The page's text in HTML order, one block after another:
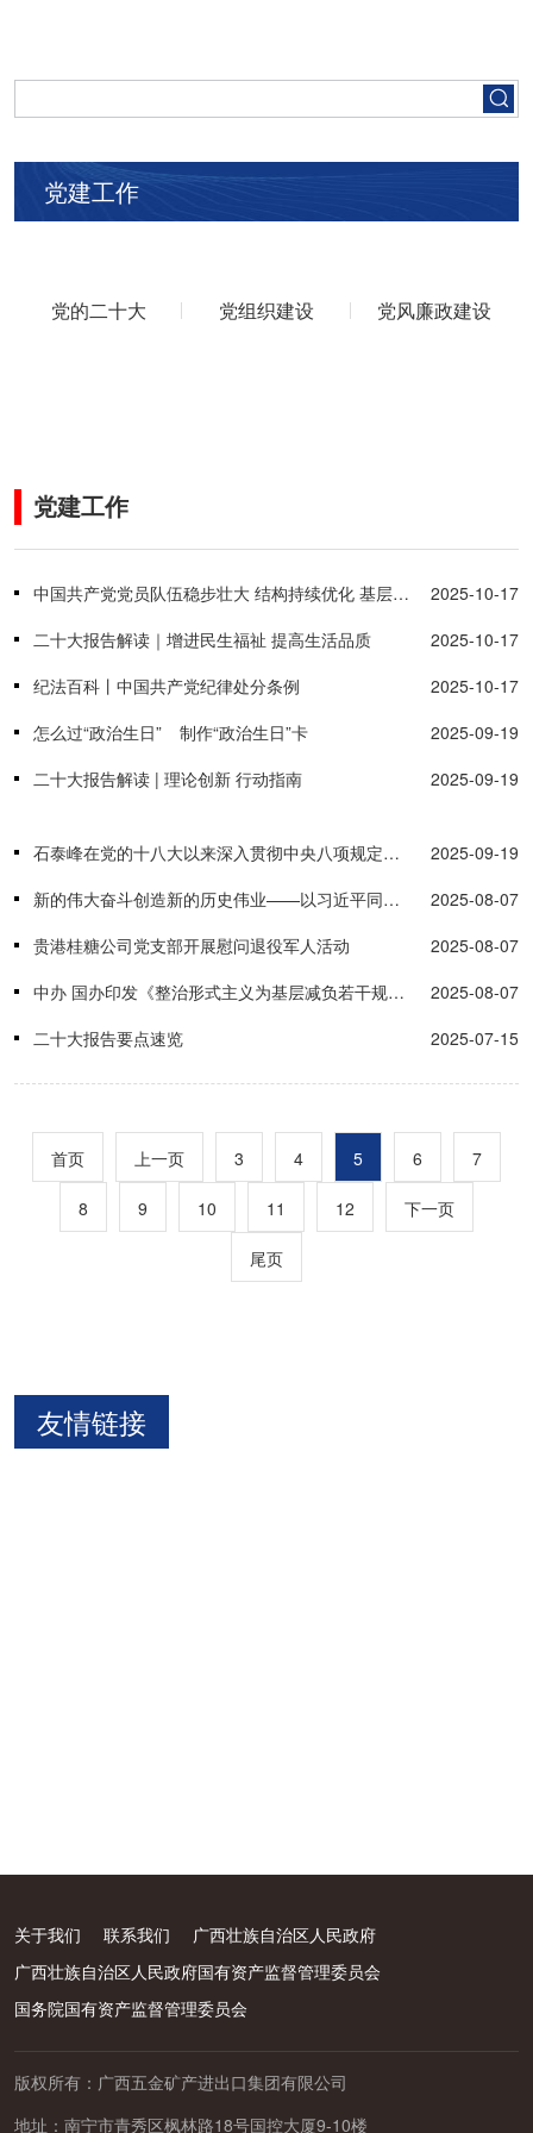
人才招聘
党建工作
党的二十大 党组织建设 党风廉政建设
党建工作
中国共产党党员队伍稳步壮大 结构持续优化 基层党组织建设更加坚强有力
2025-10-17
二十大报告解读｜增进民生福祉 提高生活品质
2025-10-17
纪法百科丨中国共产党纪律处分条例
2025-10-17
怎么过“政治生日” 制作“政治生日”卡
2025-09-19
二十大报告解读 | 理论创新 行动指南
2025-09-19
石泰峰在党的十八大以来深入贯彻中央八项规定精神的成效和经验交流研讨座谈会上强调 学习好运用好经验做法 不断把作风建设引向深入
2025-09-19
新的伟大奋斗创造新的历史伟业——以习近平同志为核心的党中央引领“十四五”经济社会发展纪实
2025-08-07
贵港桂糖公司党支部开展慰问退役军人活动
2025-08-07
中办 国办印发《整治形式主义为基层减负若干规定》
2025-08-07
二十大报告要点速览
2025-07-15
首页 上一页 3 4 5 6 7
8 9 10 11 12 下一页
尾页
友情链接
关于我们 联系我们
广西壮族自治区人民政府
广西壮族自治区人民政府国有资产监督管理委员会
国务院国有资产监督管理委员会
版权所有：广西五金矿产进出口集团有限公司
地址：南宁市青秀区枫林路18号国控大厦9-10楼